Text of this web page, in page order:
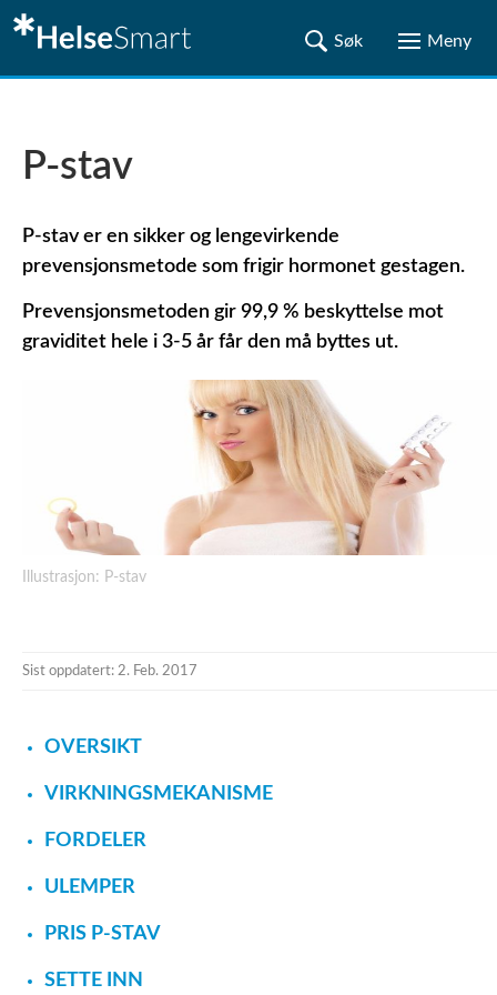
P-stav
P-stav er en sikker og lengevirkende
prevensjonsmetode som frigir hormonet gestagen.
Prevensjonsmetoden gir 99,9 % beskyttelse mot
graviditet hele i 3-5 år får den må byttes ut.
Illustrasjon: P-stav
Sist oppdatert: 2. Feb. 2017
OVERSIKT
VIRKNINGSMEKANISME
FORDELER
ULEMPER
PRIS P-STAV
SETTE INN